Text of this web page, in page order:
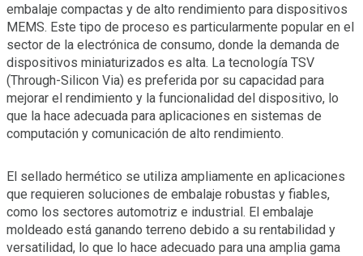
embalaje compactas y de alto rendimiento para dispositivos
MEMS. Este tipo de proceso es particularmente popular en el
sector de la electrónica de consumo, donde la demanda de
dispositivos miniaturizados es alta. La tecnología TSV
(Through-Silicon Via) es preferida por su capacidad para
mejorar el rendimiento y la funcionalidad del dispositivo, lo
que la hace adecuada para aplicaciones en sistemas de
computación y comunicación de alto rendimiento.
El sellado hermético se utiliza ampliamente en aplicaciones
que requieren soluciones de embalaje robustas y fiables,
como los sectores automotriz e industrial. El embalaje
moldeado está ganando terreno debido a su rentabilidad y
versatilidad, lo que lo hace adecuado para una amplia gama